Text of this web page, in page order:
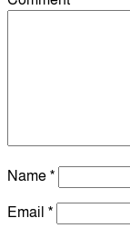
Name*
Email *